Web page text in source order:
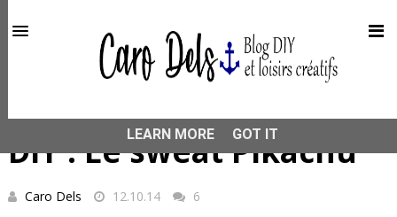
DIY : Le sweat Pikachu
Caro Dels 12.10.14 6
This site uses cookies from Google to deliver its services
and to analyze traffic. Your IP address and user-agent are
shared with Google along with performance and security
metrics to ensure quality of service, generate usage
LEARN MORE
GOT IT